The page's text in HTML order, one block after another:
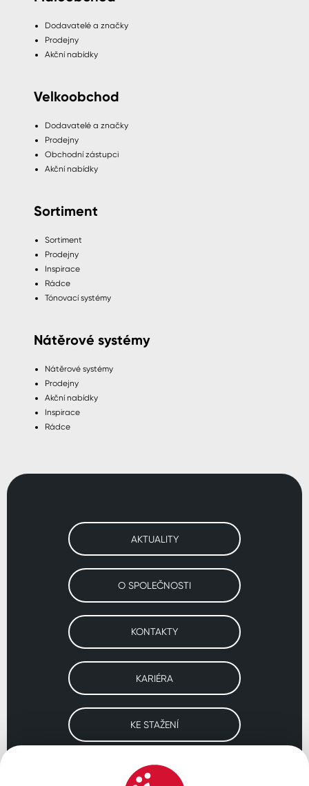
Dodavatelé a značky
Prodejny
Akční nabídky
Velkoobchod
Dodavatelé a značky
Prodejny
Obchodní zástupci
Akční nabídky
Sortiment
Sortiment
Prodejny
Inspirace
Rádce
Tónovací systémy
Nátěrové systémy
Nátěrové systémy
Prodejny
Akční nabídky
Inspirace
Rádce
AKTUALITY
O SPOLEČNOSTI
KONTAKTY
KARIÉRA
KE STAŽENÍ
Navštivte naše pobočky